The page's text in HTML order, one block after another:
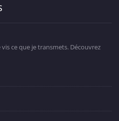
ce que je transmets. Découvrez